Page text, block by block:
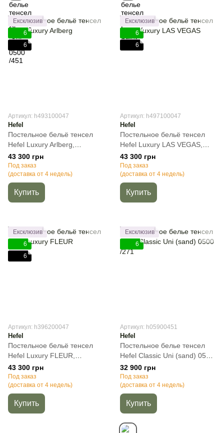
Ексклюзив
6
6
Артикул: h493100047
Hefel
Постельное бельё тенсел
Hefel Luxury Arlberg,
50х70см (2шт), Полуторный,
140х200 см, 100х200 см (на
резинке)
43 300 грн
Под заказ
(доставка от 4 недель)
Купить
Ексклюзив
6
6
Артикул: h497100047
Hefel
Постельное бельё тенсел
Hefel Luxury LAS VEGAS,
50х70см (2шт), Полуторный,
140х200 см, 100х200 см (на
резинке)
43 300 грн
Под заказ
(доставка от 4 недель)
Купить
Ексклюзив
6
6
Артикул: h396200047
Hefel
Постельное бельё тенсел
Hefel Luxury FLEUR,
50х70см (2шт), Полуторный,
140х200 см, 100х200 см (на
резинке)
43 300 грн
Под заказ
(доставка от 4 недель)
Купить
Ексклюзив
6
Артикул: h05900451
Hefel
Постельное белье тенсел
Hefel Classic Uni (sand) 0500
/271, Бежевый, 50х70см
(2шт), Полуторный, 140х220
см, 160х260 см
32 900 грн
Под заказ
(доставка от 4 недель)
Купить